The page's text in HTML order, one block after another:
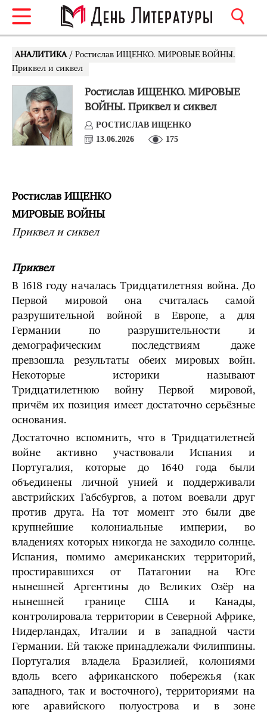
АНАЛИТИКА / Ростислав ИЩЕНКО. МИРОВЫЕ ВОЙНЫ.
Приквел и сиквел
Ростислав ИЩЕНКО. МИРОВЫЕ
ВОЙНЫ. Приквел и сиквел
РОСТИСЛАВ ИЩЕНКО
13.06.2026
175
Ростислав ИЩЕНКО
МИРОВЫЕ ВОЙНЫ
Приквел и сиквел
Приквел
В 1618 году началась Тридцатилетняя война. До
Первой мировой она считалась самой
разрушительной войной в Европе, а для
Германии по разрушительности и
демографическим последствиям даже
превзошла результаты обеих мировых войн.
Некоторые историки называют
Тридцатилетнюю войну Первой мировой,
причём их позиция имеет достаточно серьёзные
основания.
Достаточно вспомнить, что в Тридцатилетней
войне активно участвовали Испания и
Португалия, которые до 1640 года были
объединены личной унией и поддерживали
австрийских Габсбургов, а потом воевали друг
против друга. На тот момент это были две
крупнейшие колониальные империи, во
владениях которых никогда не заходило солнце.
Испания, помимо американских территорий,
простиравшихся от Патагонии на Юге
нынешней Аргентины до Великих Озёр на
нынешней границе США и Канады,
контролировала территории в Северной Африке,
Нидерландах, Италии и в западной части
Германии. Ей также принадлежали Филиппины.
Португалия владела Бразилией, колониями
вдоль всего африканского побережья (как
западного, так и восточного), территориями на
юге аравийского полуострова и в зоне